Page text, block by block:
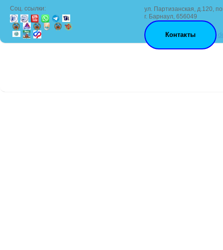
Соц. ссылки:
ул. Партизанская, д.120,
г. Барнаул, 656049
Контакты